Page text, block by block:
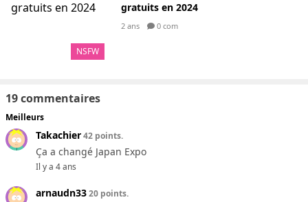
NSFW
gratuits en 2024
2 ans 0 com
19 commentaires
Meilleurs
Takachier42 points.
Ça a changé Japan Expo
Il y a 4 ans
arnaudn3320 points.